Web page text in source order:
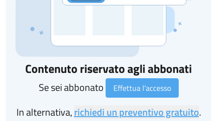
Contenuto riservato agli abbonati
Se sei abbonato Effettua l'accesso
In alternativa,richiedi un preventivo gratuito.